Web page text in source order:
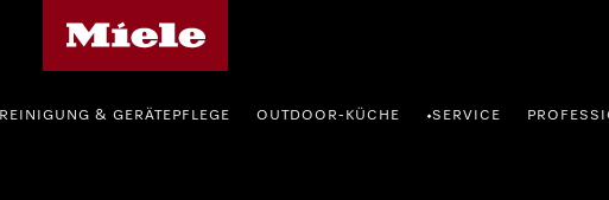
REINIGUNG & GERÄTEPFLEGE OUTDOOR-KÜCHE •SERVICE